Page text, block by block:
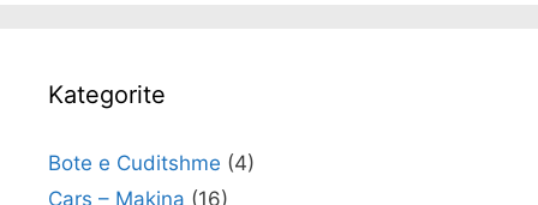
Kategorite
Bote e Cuditshme (4)
Cars – Makina (16)